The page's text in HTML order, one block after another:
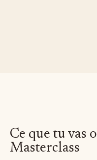
Ce que tu vas
Masterclass